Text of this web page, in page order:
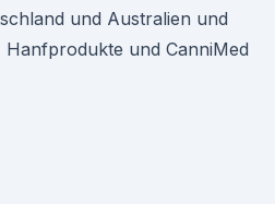
und Australien und
und CanniMed